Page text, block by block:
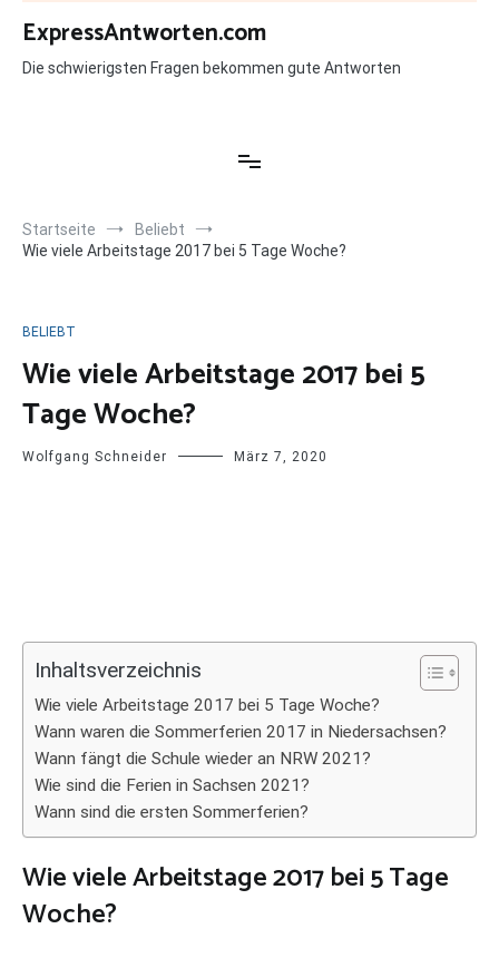
Zum
Inhalt
springen
ExpressAntworten.com
Die schwierigsten Fragen bekommen gute Antworten
Startseite
Beliebt
Wie viele Arbeitstage 2017 bei 5 Tage Woche?
BELIEBT
Wie viele Arbeitstage 2017 bei 5
Tage Woche?
Wolfgang Schneider März 7, 2020
Inhaltsverzeichnis
Wie viele Arbeitstage 2017 bei 5 Tage Woche?
Wann waren die Sommerferien 2017 in Niedersachsen?
Wann fängt die Schule wieder an NRW 2021?
Wie sind die Ferien in Sachsen 2021?
Wann sind die ersten Sommerferien?
Wie viele Arbeitstage 2017 bei 5 Tage
Woche?